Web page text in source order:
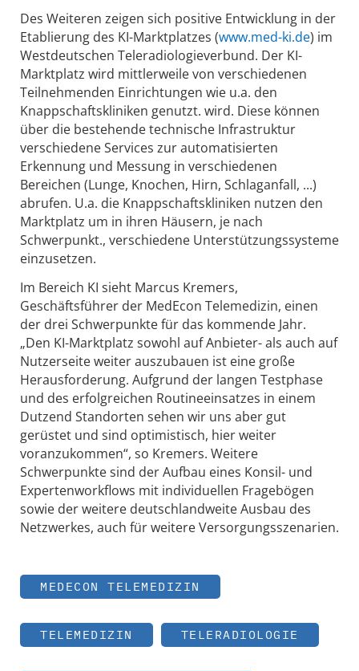
Des Weiteren zeigen sich positive Entwicklung in der
Etablierung des KI-Marktplatzes (www.med-ki.de) im
Westdeutschen Teleradiologieverbund. Der KI-
Marktplatz wird mittlerweile von verschiedenen
Teilnehmenden Einrichtungen wie u.a. den
Knappschaftskliniken genutzt. wird. Diese können
über die bestehende technische Infrastruktur
verschiedene Services zur automatisierten
Erkennung und Messung in verschiedenen
Bereichen (Lunge, Knochen, Hirn, Schlaganfall, ...)
abrufen. U.a. die Knappschaftskliniken nutzen den
Marktplatz um in ihren Häusern, je nach
Schwerpunkt., verschiedene Unterstützungssysteme
einzusetzen.
Im Bereich KI sieht Marcus Kremers,
Geschäftsführer der MedEcon Telemedizin, einen
der drei Schwerpunkte für das kommende Jahr.
„Den KI-Marktplatz sowohl auf Anbieter- als auch auf
Nutzerseite weiter auszubauen ist eine große
Herausforderung. Aufgrund der langen Testphase
und des erfolgreichen Routineeinsatzes in einem
Dutzend Standorten sehen wir uns aber gut
gerüstet und sind optimistisch, hier weiter
voranzukommen“, so Kremers. Weitere
Schwerpunkte sind der Aufbau eines Konsil- und
Expertenworkflows mit individuellen Fragebögen
sowie der weitere deutschlandweite Ausbau des
Netzwerkes, auch für weitere Versorgungsszenarien.
MEDECON TELEMEDIZIN
TELEMEDIZIN TELERADIOLOGIE